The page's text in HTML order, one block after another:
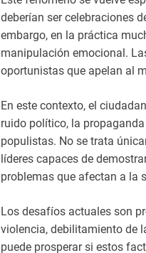
deberían ser celebraciones
embargo, en la práctica
manipulación emocional.
oportunistas que apelan al
En este contexto, el
ruido político, la
populistas. No se trata
líderes capaces de
problemas que afectan a la
Los desafíos actuales son
violencia, debilitamiento de
puede prosperar si estos